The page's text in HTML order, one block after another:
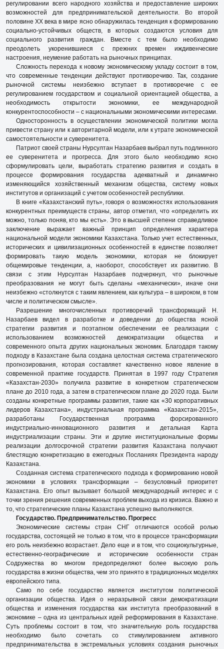
регулировании всего народного хозяйства и предоставление широких
возможностей для предпринимательской деятельности. Во второй
половине ХХ века в мире ясно обнаружилась тенденция к формированию
социально-устойчивых обществ, в которых создаются условия для
социального развития граждан. Вместе с тем было необходимо
преодолеть укоренившиеся с прежних времен иждивенческие
настроения, неумение работать на рыночных принципах.
Сложность перехода к новому экономическому укладу состоит в том,
что современные тенденции действуют противоречиво. Так, создание
рыночной системы неизбежно вступает в противоречие с ее
регулированием государством и социальной ориентацией общества, а
необходимость открытости экономики, ее международной
конкурентоспособности – с национальными экономическими интересами.
Односторонность в осуществлении экономической политики могла
привести страну или к авторитарной модели, или к утрате экономической
самостоятельности и суверенитета.
Патриот своей страны Нурсултан Назарбаев выбрал путь подлинного
ее суверенитета и прогресса. Для этого было необходимо ясно
сформулировать цели, выработать стратегию развития и создать в
процессе формирования государства адекватный и динамично
изменяющийся хозяйственный механизм общества, систему новых
институтов и организаций с учетом особенностей республики.
В книге «Казахстанский путь», говоря о возможностях использования
конкурентных преимуществ страны, автор отметил, что «определить их
можно, только поняв, кто мы есть». Это в высшей степени справедливое
заключение выражает важный принцип определения характера
национальной модели экономики Казахстана. Только учет естественных,
исторических и цивилизационных особенностей в единстве позволяет
формировать такую модель экономики, которая не блокирует
общемировые тенденции, а, наоборот, способствует их развитию. В
связи с этим Нурсултан Назарбаев подчеркнул, что рыночные
преобразования не могут быть сделаны «механически», иначе они
неизбежно «столкнутся с таким явлением, как культура – в широком, в том
числе и политическом смысле».
Разрешение многочисленных противоречий трансформаций Н.
Назарбаев видел в разработке и доведении до общества ясной
стратегии развития и поэтапном обеспечении ее реализации с
использованием возможностей демократизации общества и
современного опыта других национальных экономик. Благодаря такому
подходу в Казахстане была создана целостная система стратегического
прогнозирования, которая составляет качественно новое явление в
современной практике государств. Принятая в 1997 году Стратегия
«Казахстан-2030» получила развитие в конкретном стратегическом
плане до 2010 года, а затем в стратегическом плане до 2020 года. Были
созданы конкретные программы развития, такие как «30 корпоративных
лидеров Казахстана», индустриальная программа «Казахстан-2015»,
разработаны Государственная программа форсированного
индустриально-инновационного развития и детальная Карта
индустриализации страны. Эти и другие институциональные формы
реализации долгосрочной стратегии развития Казахстана получают
блестящую конкретизацию в ежегодных Посланиях Президента народу
Казахстана.
Созданная система стратегического подхода к формированию новой
экономики в условиях трансформации – безусловный приоритет
Казахстана. Его опыт вызывает большой международный интерес и с
точки зрения решения современных проблем выхода из кризиса. Важно и
то, что стратегические планы Казахстана успешно выполняются.
Государство. Предпринимательство. Прогресс
Экономические системы стран СНГ отличаются особой ролью
государства, состоящей не только в том, что в процессе трансформации
его роль неизбежно возрастает. Дело еще и в том, что социокультурные,
естественно-географические и исторические особенности стран
Содружества во многом предопределяют более высокую роль
государства в жизни общества, чем это принято в традиционных моделях
европейского типа.
Само по себе государство является институтом политической
организации общества. Идея о неразрывной связи демократизации
общества и изменения государства как института преобразований в
экономике – одна из центральных идей реформирования в Казахстане.
Суть проб­лемы состоит в том, что значительную роль государства
необходимо было сочетать со стимулированием активного
предпринимательства в экстремальных условиях создания рыночных